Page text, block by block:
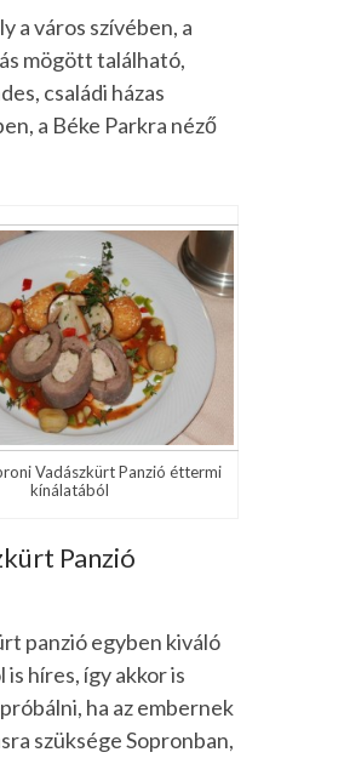
a város szívében, a
mögött található,
családi házas
a Béke Parkra néző
Vadászkürt Panzió éttermi
kínálatából
Panzió
panzió egyben kiváló
is híres, így akkor is
ha az embernek
szüksége Sopronban,